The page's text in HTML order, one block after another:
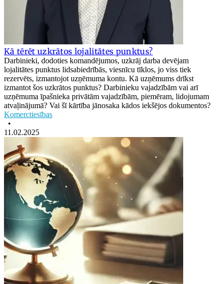
Kā tērēt uzkrātos lojalitātes punktus?
Darbinieki, dodoties komandējumos, uzkrāj darba devējam
lojalitātes punktus lidsabiedrībās, viesnīcu tīklos, jo viss tiek
rezervēts, izmantojot uzņēmuma kontu. Kā uzņēmums drīkst
izmantot šos uzkrātos punktus? Darbinieku vajadzībām vai arī
uzņēmuma īpašnieka privātām vajadzībām, piemēram, lidojumam
atvaļinājumā? Vai šī kārtība jānosaka kādos iekšējos dokumentos?
Komerctiesības
•
11.02.2025